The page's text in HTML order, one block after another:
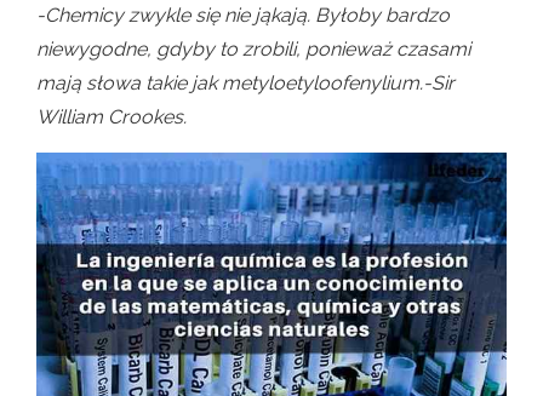
-Chemicy zwykle się nie jąkają. Byłoby bardzo
niewygodne, gdyby to zrobili, ponieważ czasami
mają słowa takie jak metyloetyloofenylium.-Sir
William Crookes.